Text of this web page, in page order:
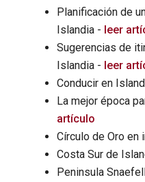
Planificación de
Islandia - leer
Sugerencias de
Islandia - leer
Conducir en
La mejor época
artículo
Círculo de Oro en
Costa Sur de
Peninsula